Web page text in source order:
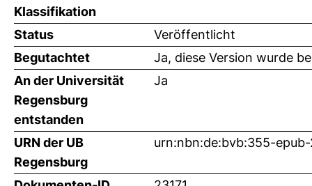
Klassifikation
Status
Veröffentlicht
Begutachtet
Ja, diese Version wurde
An der Universität
Regensburg
entstanden
Ja
URN der UB
Regensburg
urn:nbn:de:bvb:355-epub-